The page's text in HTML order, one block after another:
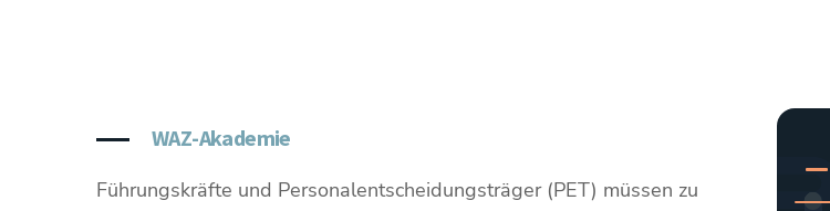
WAZ-Akademie
Führungskräfte und Personalentscheidungsträger (PET) müssen zu